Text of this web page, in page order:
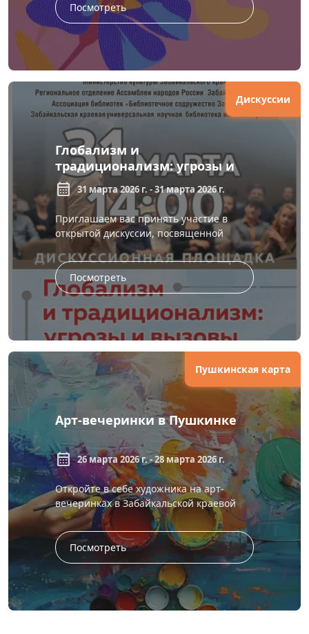
Посмотреть
Дискуссии
Глобализм и
традиционализм: угрозы и
вызовы межнациональному
согласию
calendar_month 31 марта 2026 г. - 31 марта 2026 г.
Приглашаем вас принять участие в
открытой дискуссии, посвященной
одному из самых актуальных вопросов
современности – «Глобализм и
традицио...
Посмотреть
Пушкинская карта
Арт-вечеринки в Пушкинке
calendar_month 26 марта 2026 г. - 28 марта 2026 г.
Откройте в себе художника на арт-
вечеринках в Забайкальской краевой
универсальной научной библиотеке им.
А. С. Пушкина. Не нужно быть
профессионало...
Посмотреть